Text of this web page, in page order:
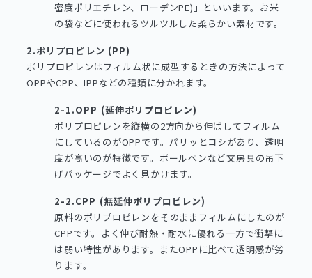
密度ポリエチレン、ローデンPE)」といいます。お米
の袋などに使われるツルツルした柔らかい素材です。
2.ポリプロピレン (PP)
ポリプロピレンはフィルム状に成型するときの方法によって
OPPやCPP、IPPなどの種類に分かれます。
2-1.OPP (延伸ポリプロピレン)
ポリプロピレンを縦横の2方向から伸ばしてフィルム
にしているのがOPPです。パリッとコシがあり、透明
度が高いのが特徴です。ボールペンなど文房具の吊下
げパッケージでよく見かけます。
2-2.CPP (無延伸ポリプロピレン)
原料のポリプロピレンをそのままフィルムにしたのが
CPPです。よく伸び耐熱・耐水に優れる一方で衝撃に
は弱い特性があります。またOPPに比べて透明感が劣
ります。